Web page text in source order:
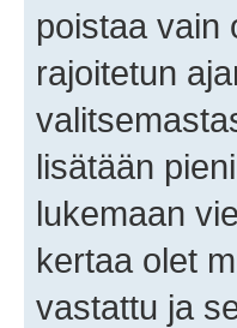
poistaa vain
rajoitetun
lisätään
lukemaan
kertaa olet
vastattu ja